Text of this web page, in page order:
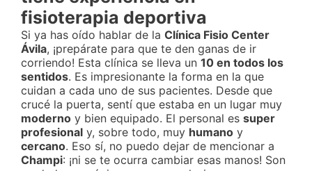
fisioterapia deportiva
Si ya has oído hablar de la Clínica Fisio Center
Ávila, ¡prepárate para que te den ganas de ir
corriendo! Esta clínica se lleva un 10 en todos los
sentidos. Es impresionante la forma en la que
cuidan a cada uno de sus pacientes. Desde que
crucé la puerta, sentí que estaba en un lugar muy
moderno y bien equipado. El personal es super
profesional y, sobre todo, muy humano y
cercano. Eso sí, no puedo dejar de mencionar a
Champi: ¡ni se te ocurra cambiar esas manos! Son